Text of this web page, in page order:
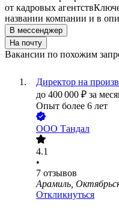
от кадровых агентств
названии компании и в
В мессенджер
На почту
Вакансии по похожим
Директор на
до 400 000 ₽ за
Опыт более 6 лет
ООО Тандал
4.1
•
7 отзывов
Арамиль,
Откликнуться